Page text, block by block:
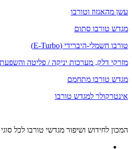
עשן מהאגזוז וטורבו
מגדש טורבו סתום
טורבו חשמלי-היברידי (E-Turbo)
מזרקי דלק, מערכות יניקה / פליטה
מגדש טורבו מתחמם
אינטרקולר למגדש טורבו
המכון לחידוש ושיפור מגדשי טורבו לכל